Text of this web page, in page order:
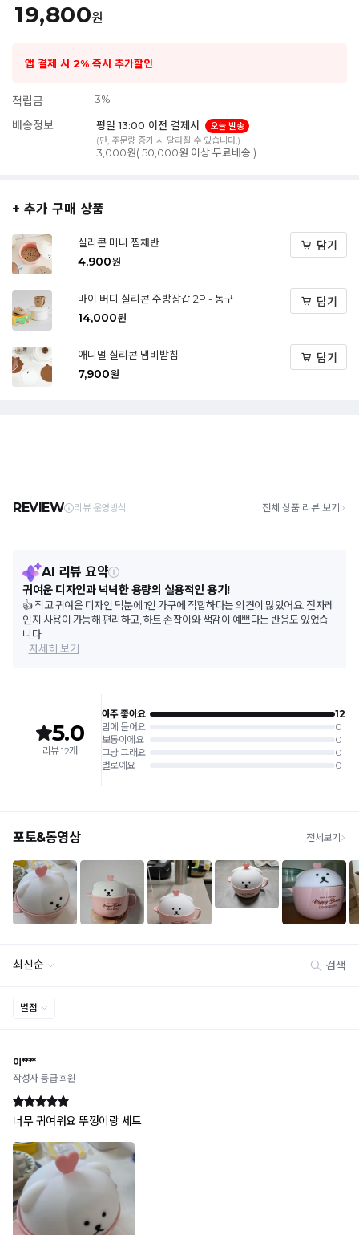
19,800원
앱 결제 시 2% 즉시 추가할인
적립금 3%
배송정보 평일 13:00 이전 결제시
오늘 발송
(단, 주문량 증가 시 달라질 수 있습니다.)
3,000원( 50,000원 이상 무료배송 )
+ 추가 구매 상품
실리콘 미니 찜채반
4,900원
담기
마이 버디 실리콘 주방장갑 2P - 동구
14,000원
담기
애니멀 실리콘 냄비받침
7,900원
담기